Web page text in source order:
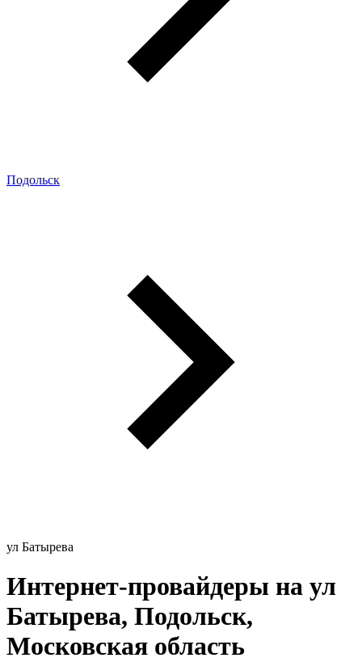
Подольск
ул Батырева
Интернет-провайдеры на ул
Батырева, Подольск,
Московская область